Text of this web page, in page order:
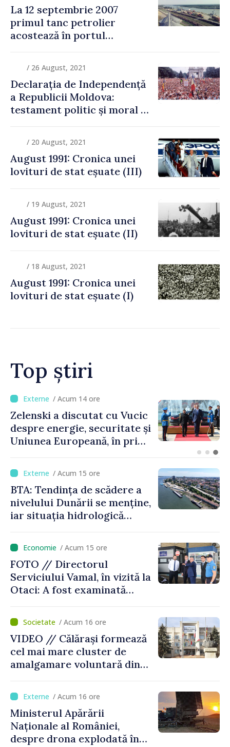
La 12 septembrie 2007
primul tanc petrolier
acostează în portul
/ 26 August, 2021
Declarația de Independență
a Republicii Moldova:
testament politic și moral al
/ 20 August, 2021
August 1991: Cronica unei
lovituri de stat eșuate (III)
/ 19 August, 2021
August 1991: Cronica unei
lovituri de stat eșuate (II)
/ 18 August, 2021
August 1991: Cronica unei
lovituri de stat eșuate (I)
Top știri
/ Acum 10 ore
Bulgaria: Ambasadoarea
Ucrainei, convocată la
Ministerul de Externe în
/ Acum 15 ore
BTA: Tendința de scădere a
nivelului Dunării se menține,
iar situația hidrologică
/ Acum 15 ore
FOTO // Directorul
Serviciului Vamal, în vizită la
Otaci: A fost examinată
control vamal cu un scanner
performant/ Acum 16 ore
VIDEO // Călărași formează
cel mai mare cluster de
amalgamare voluntară din
orășenesc a aprobat decizia
finală
/ Acum 16 ore
Ministerul Apărării
Naționale al României,
despre drona explodată în